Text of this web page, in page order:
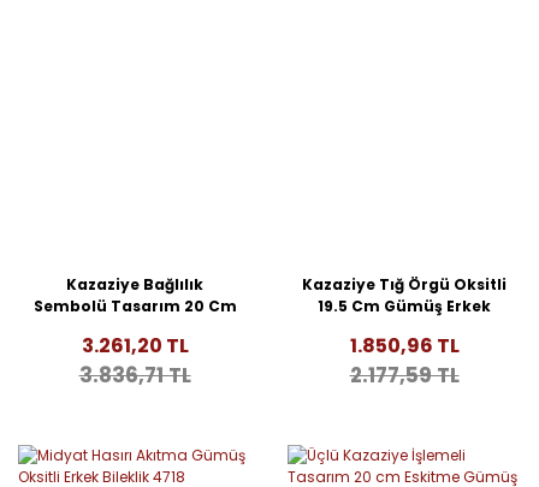
Kazaziye Bağlılık
Sembolü Tasarım 20 Cm
Bileklik 4757
3.261,20 TL
3.836,71 TL
Kazaziye Tığ Örgü Oksitli
19.5 Cm Gümüş Erkek
1.850,96 TL
2.177,59 TL